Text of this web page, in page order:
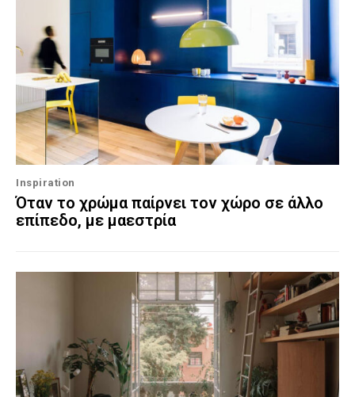
Inspiration
Όταν το χρώμα παίρνει τον χώρο σε άλλο
επίπεδο, με μαεστρία